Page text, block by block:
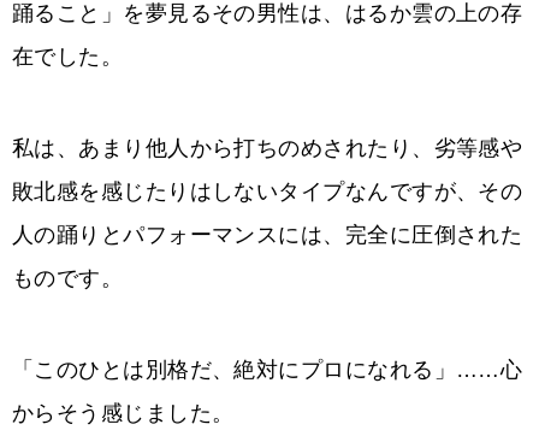
踊ること」を夢見るその男性は、はるか雲の上の存
在でした。
私は、あまり他人から打ちのめされたり、劣等感や
敗北感を感じたりはしないタイプなんですが、その
人の踊りとパフォーマンスには、完全に圧倒された
ものです。
「このひとは別格だ、絶対にプロになれる」……心
からそう感じました。